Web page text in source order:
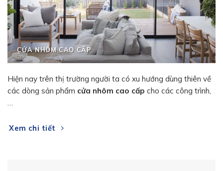
CỬA NHÔM CAO CẤP
Hiện nay trên thị trường người ta có xu hướng dùng thiên về
các dòng sản phẩm cửa nhôm cao cấp cho các công trình,
…
Xem chi tiết